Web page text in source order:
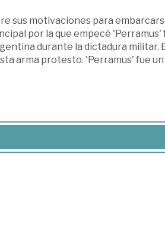
sus motivaciones para
por la que empecé 'Perramus'
durante la dictadura militar.
arma protesto. 'Perramus' fue